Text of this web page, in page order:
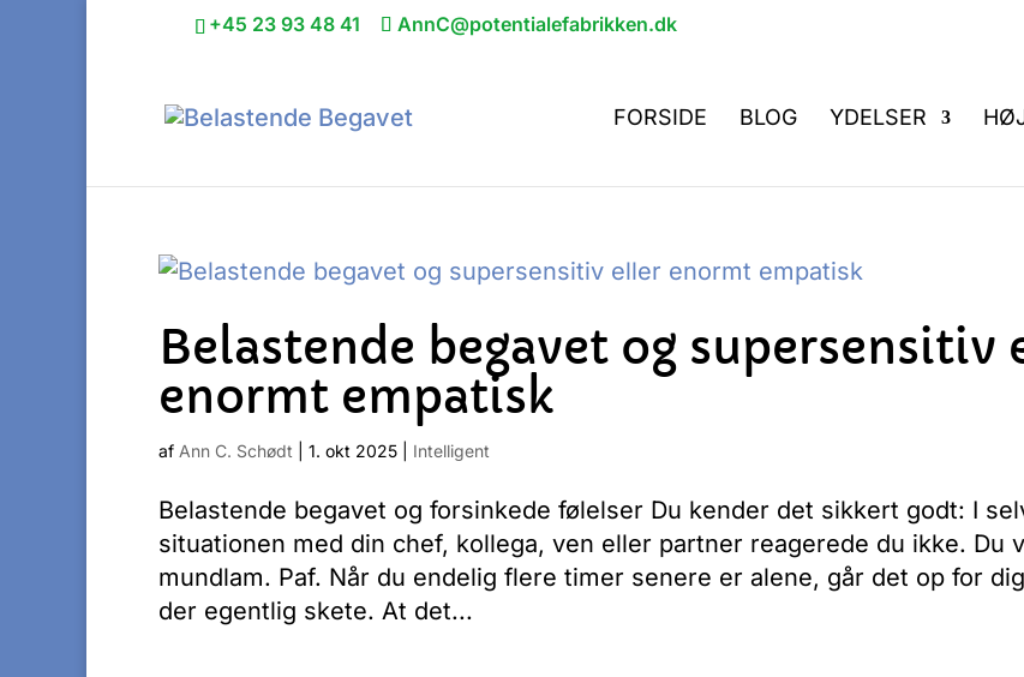
+45 23 93 48 41 AnnC@potentialefabrikken.dk
FORSIDE BLOG YDELSER
Belastende begavet og supersensitiv
enormt empatisk
af Ann C. Schødt 1. okt 2025 Intelligent
Belastende begavet og forsinkede følelser Du kender det sikkert godt: I
situationen med din chef, kollega, ven eller partner reagerede du ikke. Du
mundlam. Paf. Når du endelig flere timer senere er alene, går det op for
der egentlig skete. At det...